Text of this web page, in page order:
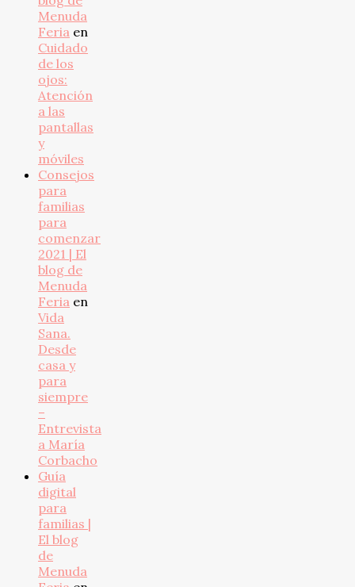
Menuda
Feria en
Cuidado
de los
ojos:
Atención
a las
pantallas
y
móviles
Consejos
para
familias
para
comenzar
2021 | El
blog de
Menuda
Feria en
Vida
Sana.
Desde
casa y
para
siempre
–
Entrevista
a María
Corbacho
Guía
digital
para
familias |
El blog
de
Menuda